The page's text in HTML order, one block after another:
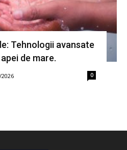
Tehnologii avansate
de mare.
0